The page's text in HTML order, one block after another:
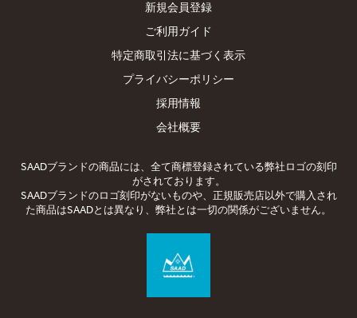
新規会員登録
ご利用ガイド
特定商取引法に基づく表示
プライバシーポリシー
採用情報
会社概要
SAADブランドの商品には、全て商標登録されている弊社ロゴの刻印
がされております。
SAADブランドのロゴ刻印がないものや、正規販売店以外で購入され
た商品はSAADとは異なり、弊社とは一切の関係がございません。